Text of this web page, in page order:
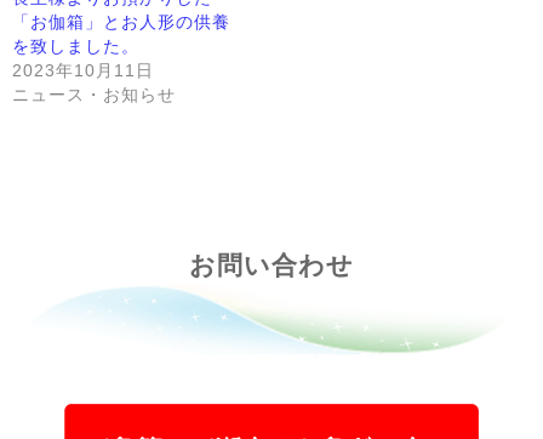
「お伽箱」とお人形の供養
を致しました。
2023年10月11日
ニュース・お知らせ
お問い合わせ